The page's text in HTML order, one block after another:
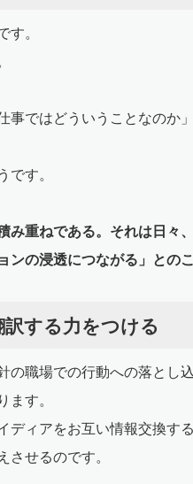
。
ではどういうことなのか
す。
重ねである。それは日々
の浸透につながる」とのこ
する力をつける
職場での行動への落とし
す。
ィアをお互い情報交換す
せるのです。